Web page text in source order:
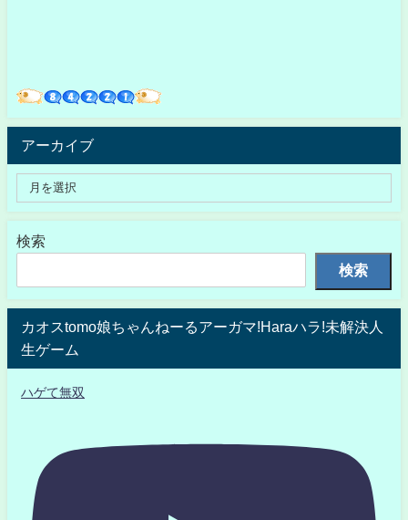
アーカイブ
検索
検索
カオスtomo娘ちゃんねーるアーガマ!Haraハラ!未解決人
生ゲーム
ハゲて無双